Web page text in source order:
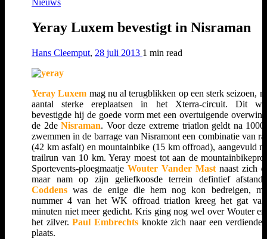
Nieuws
Yeray Luxem bevestigt in Nisraman
Hans Cleemput, 28 juli 2013 1 min read
Yeray Luxem mag nu al terugblikken op een sterk seizoen,
aantal sterke ereplaatsen in het Xterra-circuit. Dit
bevestigde hij de goede vorm met een overtuigende
de 2deNisraman. Voor deze extreme triatlon geldt na 1000
zwemmen in de barrage van Nisramont een combinatie van
(42 km asfalt) en mountainbike (15 km offroad), aangevuld
trailrun van 10 km. Yeray moest tot aan de
Sportevents-ploegmaatje Wouter Vander Mast naast zich
maar nam op zijn geliefkoosde terrein defintief
Coddens was de enige die hem nog kon bedreigen,
nummer 4 van het WK offroad triatlon kreeg het gat
minuten niet meer gedicht. Kris ging nog wel over Wouter
het zilver.Paul Embrechts knokte zich naar een verdiende
plaats.